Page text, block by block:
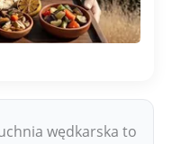
wędkarska to